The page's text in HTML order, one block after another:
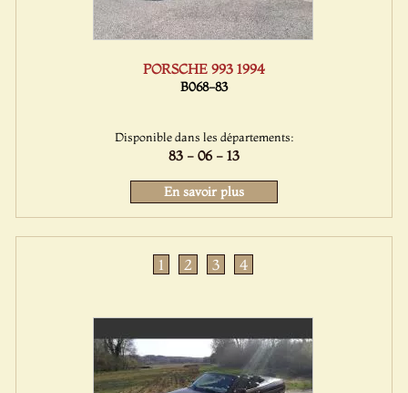
PORSCHE 993 1994
B068-83
Disponible dans les départements:
83 - 06 - 13
En savoir plus
1 2 3 4